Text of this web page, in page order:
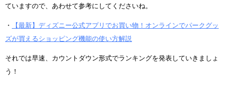
ていますので、あわせて参考にしてくださいね。
・
【最新】ディズニー公式アプリでお買い物！オンラインでパークグッ
ズが買えるショッピング機能の使い方解説
それでは早速、カウントダウン形式でランキングを発表していきましょ
う！